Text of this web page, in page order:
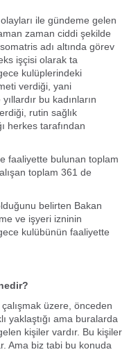
ile gündeme gelen
zaman ciddi şekilde
adı altında görev
işçisi olarak ta
kulüplerindeki
verdiği, yani
bu kadınların
rutin sağlık
herkes tarafından
faaliyette bulunan toplam
toplam 361 de
belirten Bakan
ve işyeri izninin
kulübünün faaliyette
üzere, önceden
yaklaştığı ama buralarda
kişiler vardır. Bu kişiler
Ama biz tabi bu konuda